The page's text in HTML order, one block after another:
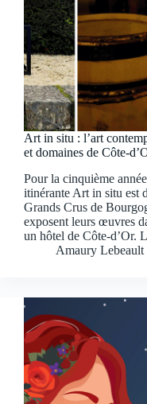
Art in situ : l’art
et domaines de Côte-
Pour la cinquième
itinérante Art in situ est
Grands Crus de
exposent leurs œuvres
un hôtel de Côte-d’Or.
Amaury Lebeault